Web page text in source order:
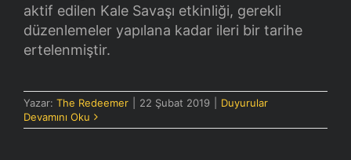
aktif edilen Kale Savaşı etkinliği, gerekli
düzenlemeler yapılana kadar ileri bir tarihe
ertelenmiştir.
Yazar: The Redeemer 22 Şubat 2019
Duyurular
Devamını Oku